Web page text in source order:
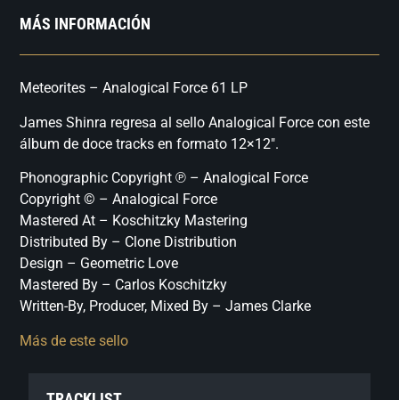
MÁS INFORMACIÓN
Meteorites – Analogical Force 61 LP
James Shinra regresa al sello Analogical Force con este
álbum de doce tracks en formato 12×12″.
Phonographic Copyright ℗ – Analogical Force
Copyright © – Analogical Force
Mastered At – Koschitzky Mastering
Distributed By – Clone Distribution
Design – Geometric Love
Mastered By – Carlos Koschitzky
Written-By, Producer, Mixed By – James Clarke
Más de este sello